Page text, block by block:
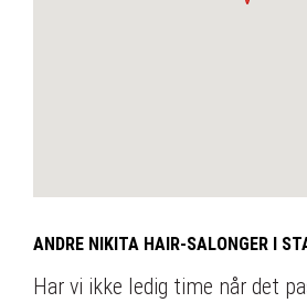
ANDRE NIKITA HAIR-SALONGER I
Har vi ikke ledig time når det